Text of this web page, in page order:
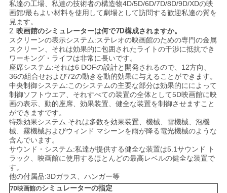
せ
ニ
ュ
ー
ス
ケ
ー
ス
私達の工場、私達の技術者の構造物4D/5D/6D/7D/8D/9D/XDの映
画館/最もよい材料を使用して劇場として訪問する歓迎私達の質を
見ます。
2. 映画館のシミュレーターは何で7D構成されますか。
スクリーンの表示システム:ステレオの映画館のための専門の金属
スクリーン、それは効果的に包囲されたライトの干渉に抵抗でき
ワーキング・ライフは非常に長いです。
座席システム:それは6 DOFの設計と開発されるので、12方向、
36の組合せおよび72の動きを動的効果に与えることができます。
中央制御システム:このシステムの主要な部分は効果的にによって
制御ソフトウエア、それすべての装置の全体として5D映画館に映
画の表示、動的座席、効果装置、健全な装置を制御させますこと
ができますです。
特殊効果システム:それは多数を効果装置、機械、雪機械、泡機
械、霧機械およびウィンド マシーンを雨が降る電光機械のような
含んでいます。
サウンド・システム:私達が提供する健全な装置は5.1サウンド ト
ラック、映画館に使用するほとんどの最高レベルの健全な装置で
す。
他の付属品:3Dガラス、ハンガー等
7D映画館のシミュレーターの指定